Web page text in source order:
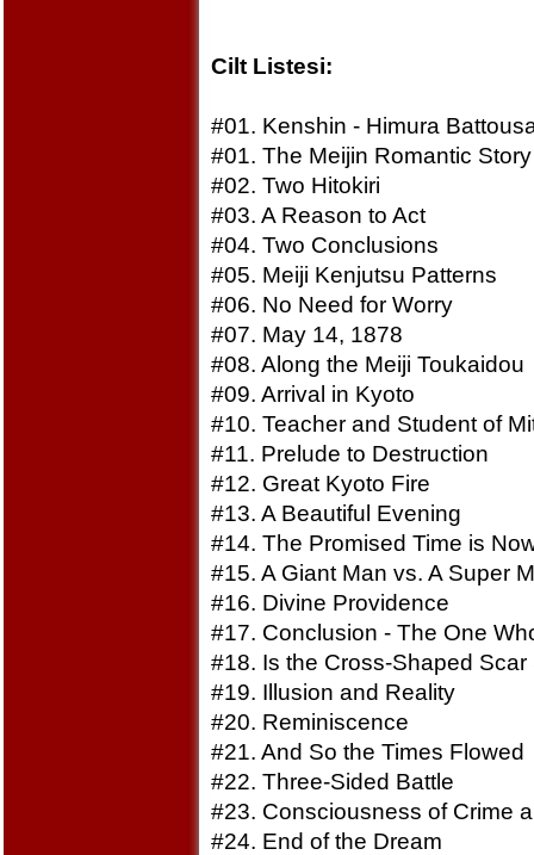
Cilt Listesi:
#01. Kenshin - Himura
#01. The Meijin Romantic Story
#02. Two Hitokiri
#03. A Reason to Act
#04. Two Conclusions
#05. Meiji Kenjutsu Patterns
#06. No Need for Worry
#07. May 14, 1878
#08. Along the Meiji Toukaidou
#09. Arrival in Kyoto
#10. Teacher and Student of
#11. Prelude to Destruction
#12. Great Kyoto Fire
#13. A Beautiful Evening
#14. The Promised Time is
#15. A Giant Man vs. A Super
#16. Divine Providence
#17. Conclusion - The One
#18. Is the Cross-Shaped Scar
#19. Illusion and Reality
#20. Reminiscence
#21. And So the Times Flowed
#22. Three-Sided Battle
#23. Consciousness of Crime
#24. End of the Dream